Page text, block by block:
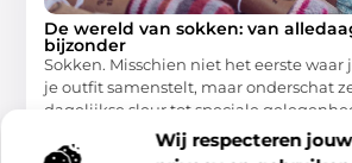
Wij respecteren jouw
De wereld van sokken: van
bijzonder
Sokken. Misschien niet het eerste waar
je outfit samenstelt, maar onderschat
dagelijkse sleur tot speciale
Aanbiedingen